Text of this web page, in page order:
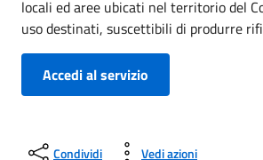
locali ed aree ubicati nel territorio del
uso destinati, suscettibili di produrre
Accedi al servizio
Condividi Vedi azioni